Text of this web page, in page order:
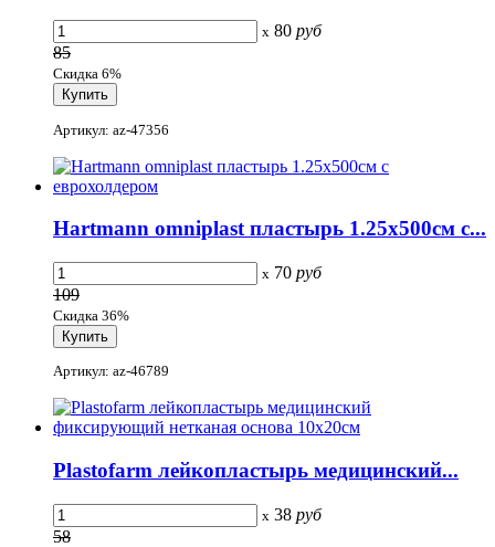
x 80 руб
85
Скидка 6%
Артикул: az-47356
Hartmann omniplast пластырь 1.25х500см с...
x 70 руб
109
Скидка 36%
Артикул: az-46789
Plastofarm лейкопластырь медицинский...
x 38 руб
58